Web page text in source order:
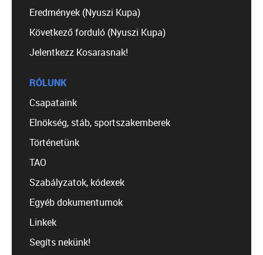
Eredmények (Nyuszi Kupa)
Következő forduló (Nyuszi Kupa)
Jelentkezz Kosarasnak!
RÓLUNK
Csapataink
Elnökség, stáb, sportszakemberek
Történetünk
TAO
Szabályzatok, kódexek
Egyéb dokumentumok
Linkek
Segíts nekünk!